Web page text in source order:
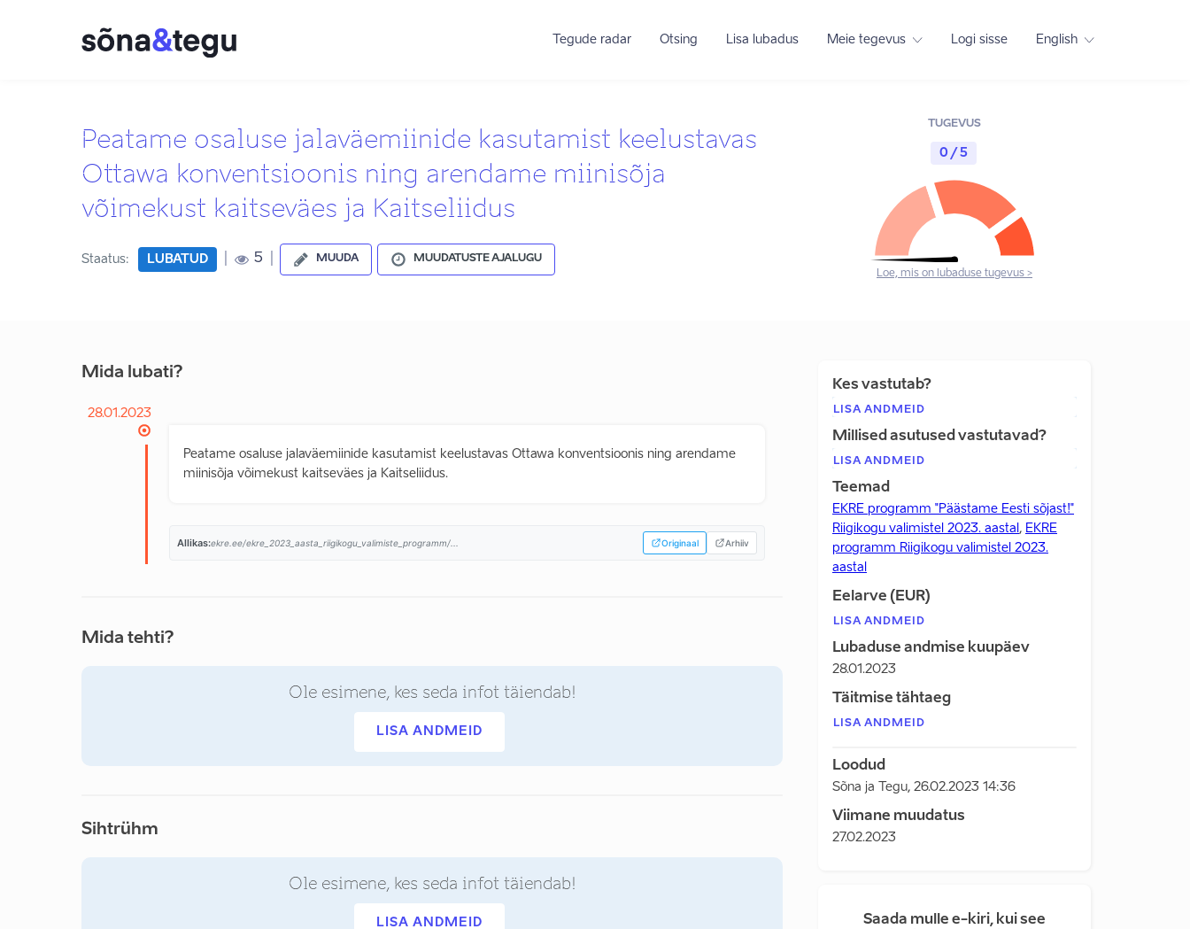
Tegude radar Otsing Lisa lubadus Meie tegevus Logi sisse English
Peatame osaluse jalaväemiinide kasutamist keelustavas
Ottawa konventsioonis ning arendame miinisõja
võimekust kaitseväes ja Kaitseliidus
Staatus: LUBATUD 5 MUUDA MUUDATUSTE AJALUGU
TUGEVUS
0 / 5
Loe, mis on lubaduse tugevus >
Mida lubati?
28.01.2023
Peatame osaluse jalaväemiinide kasutamist keelustavas Ottawa konventsioonis ning arendame
miinisõja võimekust kaitseväes ja Kaitseliidus.
Allikas:ekre.ee/ekre_2023_aasta_riigikogu_valimiste_programm/... Originaal Arhiiv
Mida tehti?
Ole esimene, kes seda infot täiendab!
LISA ANDMEID
Sihtrühm
Ole esimene, kes seda infot täiendab!
LISA ANDMEID
Kes vastutab?
LISA ANDMEID
Millised asutused vastutavad?
LISA ANDMEID
Teemad
EKRE programm "Päästame Eesti sõjast!"
Riigikogu valimistel 2023. aastal , EKRE
programm Riigikogu valimistel 2023.
aastal
Eelarve (EUR)
LISA ANDMEID
Lubaduse andmise kuupäev
28.01.2023
Täitmise tähtaeg
LISA ANDMEID
Loodud
Sõna ja Tegu, 26.02.2023 14:36
Viimane muudatus
27.02.2023
Saada mulle e-kiri, kui see